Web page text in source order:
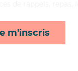
m'inscris